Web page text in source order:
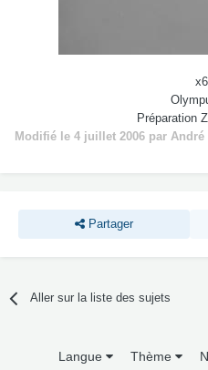
Préparation
Modifié le 4 juillet 2006 par André
Partager
Aller sur la liste des sujets
Langue Thème